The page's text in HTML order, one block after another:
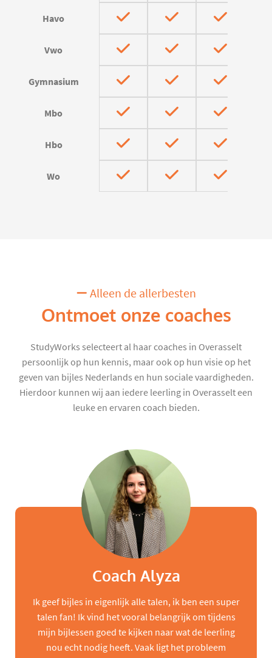
Havo
Vwo
Gymnasium
Mbo
Hbo
Wo
Alleen de allerbesten
Ontmoet onze coaches
StudyWorks selecteert al haar coaches in Overasselt
persoonlijk op hun kennis, maar ook op hun visie op het
geven van bijles Nederlands en hun sociale vaardigheden.
Hierdoor kunnen wij aan iedere leerling in Overasselt een
leuke en ervaren coach bieden.
Coach Alyza
Ik geef bijles in eigenlijk alle talen, ik ben een super
talen fan! Ik vind het vooral belangrijk om tijdens
mijn bijlessen goed te kijken naar wat de leerling
nou echt nodig heeft. Vaak ligt het probleem